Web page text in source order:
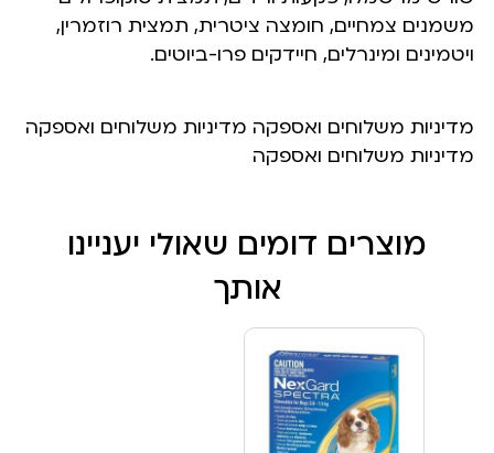
משמנים צמחיים, חומצה ציטרית, תמצית רוזמרין,
ויטמינים ומינרלים, חיידקים פרו-ביוטים.
מדיניות משלוחים ואספקה מדיניות משלוחים ואספקה
מדיניות משלוחים ואספקה
מוצרים דומים שאולי יעניינו
אותך